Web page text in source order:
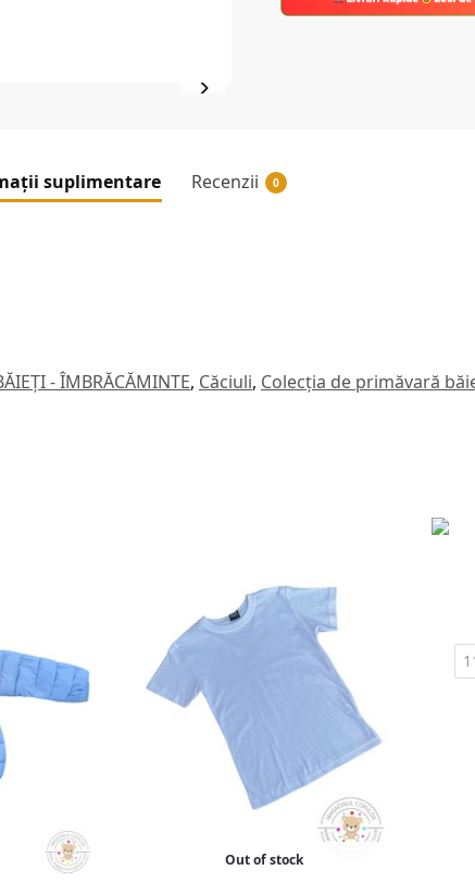
suplimentare Recenzii 0
- ÎMBRĂCĂMINTE, Căciuli, Colecția de primăvară
Out of stock